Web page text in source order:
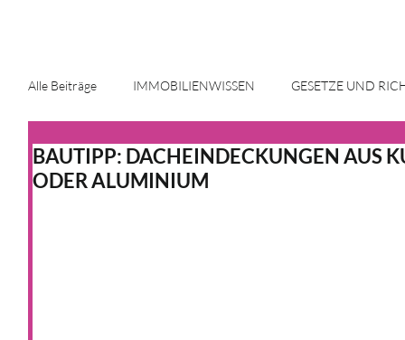
Alle Beiträge IMMOBILIENWISSEN GESETZE UND
ENERGIE UND INNOVATION IMMOBILIENMARKT
BAUTIPP: DACHEINDECKUNGEN AUS
ODER ALUMINIUM